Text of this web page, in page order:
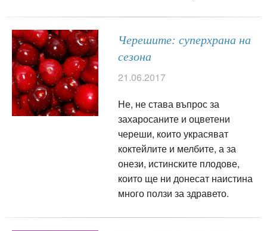
Черешите: суперхрана на
сезона
21.06.2017
Не, не става въпрос за
захаросаните и оцветени
череши, които украсяват
коктейлите и мелбите, а за
онези, истинските плодове,
които ще ни донесат наистина
много ползи за здравето.